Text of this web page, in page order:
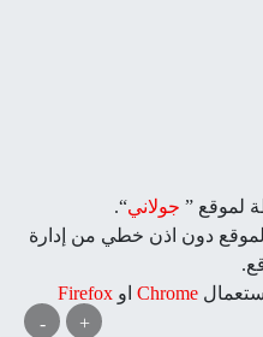
+
-
لموقع ” جولاني“.
دون اذن خطي من إدارة
Chrome او Firefox